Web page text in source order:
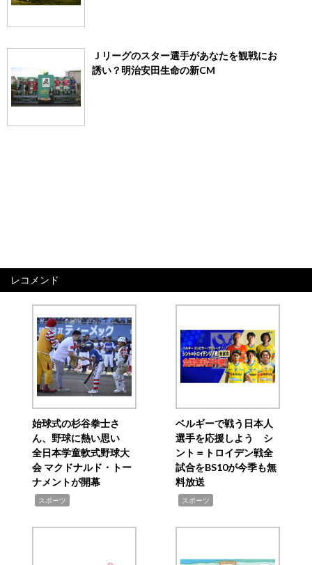
Ｊリーグのスター選手があなたを観戦にお
誘い？明治安田生命の新CM
レコメンド
始球式の杉谷拳士さ
ん、野球に熱い思い
全日本学童軟式野球大
会 マクドナルド・トー
ナメントが開幕
スポーツ
ベルギーで戦う日本人
選手を応援しよう シ
ント＝トロイデン戦全
試合をBS10が今季も無
料放送
スポーツ